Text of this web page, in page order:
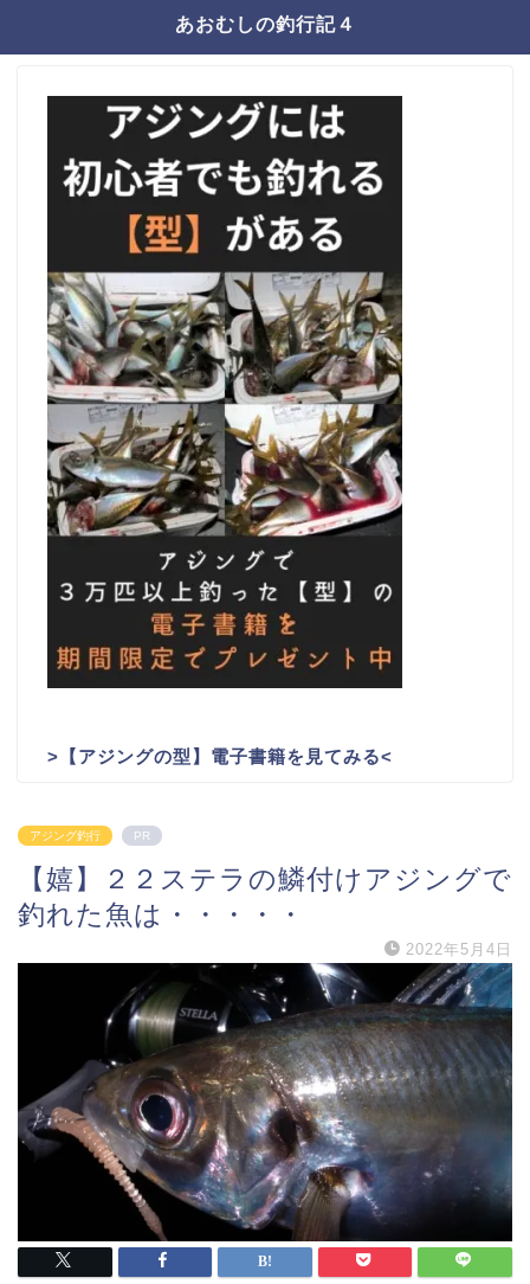
あおむしの釣行記４
> 【アジングの型】電子書籍を見てみる<
アジング釣行 PR
【嬉】２２ステラの鱗付けアジングで
釣れた魚は・・・・・
2022年5月4日